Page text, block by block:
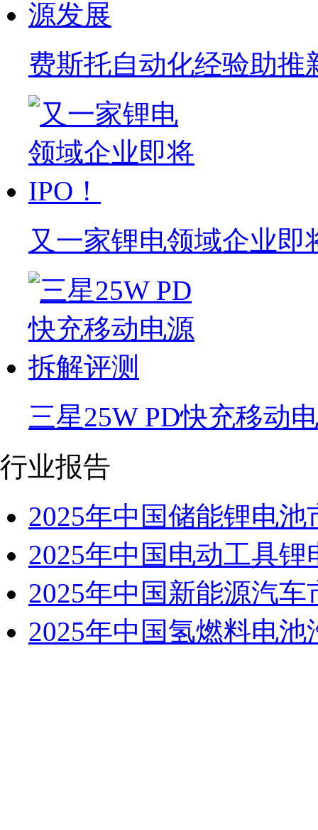
费斯托自动化经验助推
又一家锂电领域企业即
三星25W PD快充移动
行业报告
2025年中国储能锂电
2025年中国电动工具
2025年中国新能源汽
2025年中国氢燃料电